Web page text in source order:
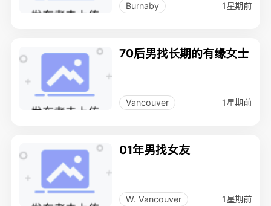
Burnaby 1星期前
70后男找长期的有缘女士
Vancouver 1星期前
01年男找女友
W. Vancouver 1星期前